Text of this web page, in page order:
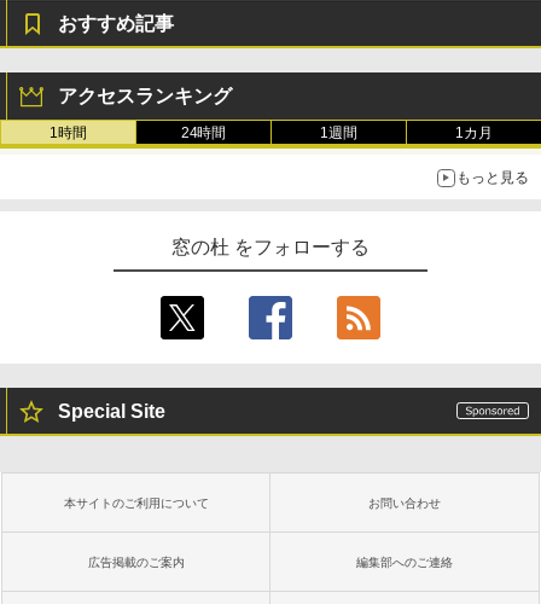
おすすめ記事
アクセスランキング
1時間 24時間 1週間 1カ月
もっと見る
窓の杜 をフォローする
Special Site
本サイトのご利用について お問い合わせ
広告掲載のご案内 編集部へのご連絡